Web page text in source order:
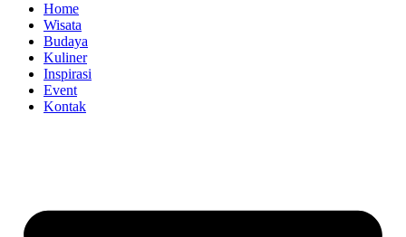
Home
Wisata
Budaya
Kuliner
Inspirasi
Event
Kontak